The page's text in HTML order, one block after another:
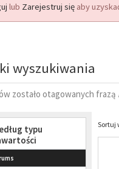
lub Zarejestruj się aby
wyszukiwania
zostało otagowanych frazą
typu
Sortuj